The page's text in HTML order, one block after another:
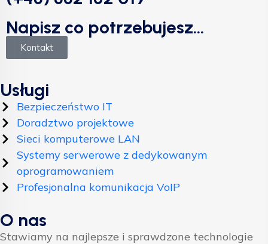
Napisz co potrzebujesz...
Kontakt
Usługi
Bezpieczeństwo IT
Doradztwo projektowe
Sieci komputerowe LAN
Systemy serwerowe z dedykowanym
oprogramowaniem
Profesjonalna komunikacja VoIP
O nas
Stawiamy na najlepsze i sprawdzone technologie